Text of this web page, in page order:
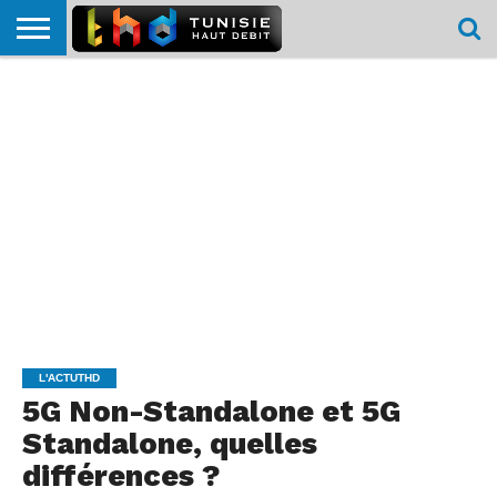
L'ACTUTHD
5G Non-Standalone et 5G
Standalone, quelles
différences ?